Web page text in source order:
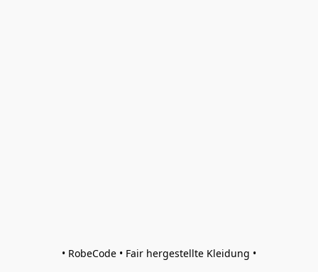
• RobeCode • Fair hergestellte Kleidung •